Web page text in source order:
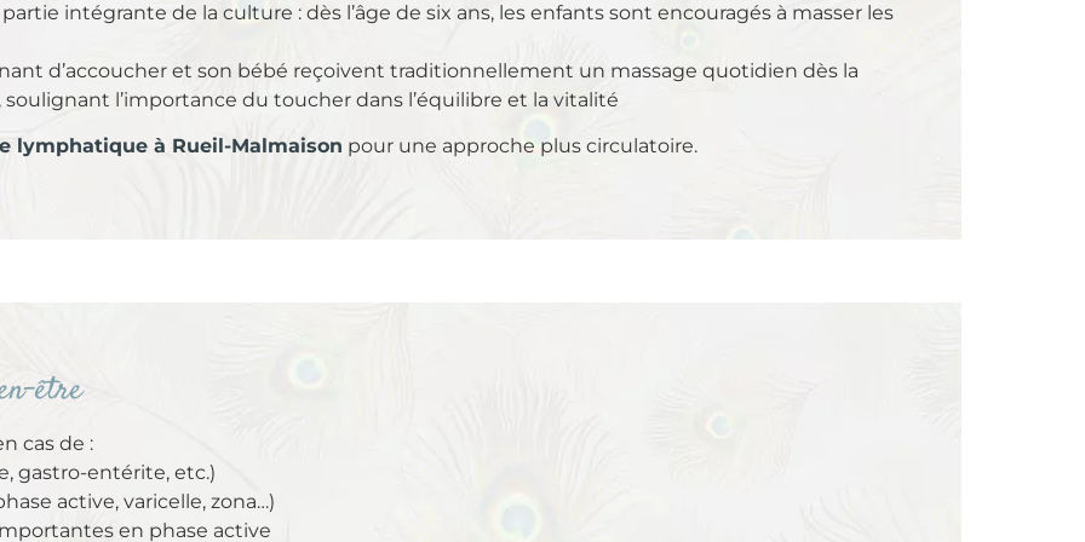
intégrante de la culture : dès l’âge de six ans, les enfants sont encouragés à masser les
d’accoucher et son bébé reçoivent traditionnellement un massage quotidien dès la
l’importance du toucher dans l’équilibre et la vitalité
lymphatique à Rueil-Malmaison pour une approche plus circulatoire.
être
cas de :
gastro-entérite, etc.)
active, varicelle, zona…)
en phase active